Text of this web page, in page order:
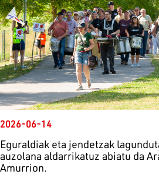
2026-06-14
Eguraldiak eta jendetzak
auzolana aldarrikatuz abiatu da
Amurrion.